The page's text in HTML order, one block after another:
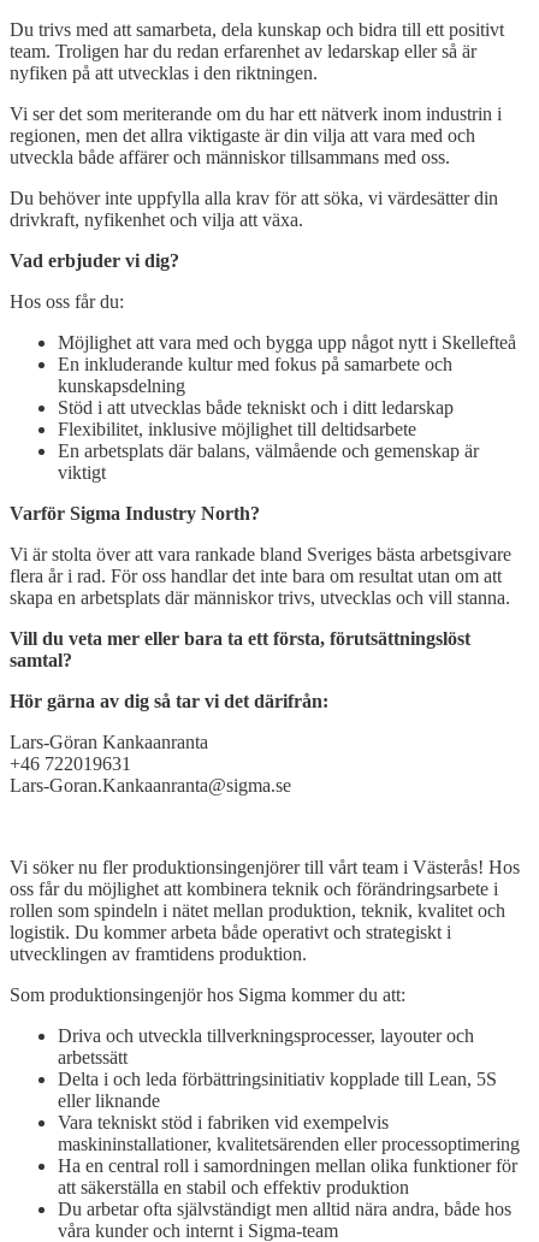
Du trivs med att samarbeta, dela kunskap och bidra till ett positivt
team. Troligen har du redan erfarenhet av ledarskap eller så är
nyfiken på att utvecklas i den riktningen.
Vi ser det som meriterande om du har ett nätverk inom industrin i
regionen, men det allra viktigaste är din vilja att vara med och
utveckla både affärer och människor tillsammans med oss.
Du behöver inte uppfylla alla krav för att söka, vi värdesätter din
drivkraft, nyfikenhet och vilja att växa.
Vad erbjuder vi dig?
Hos oss får du:
Möjlighet att vara med och bygga upp något nytt i Skellefteå
En inkluderande kultur med fokus på samarbete och
kunskapsdelning
Stöd i att utvecklas både tekniskt och i ditt ledarskap
Flexibilitet, inklusive möjlighet till deltidsarbete
En arbetsplats där balans, välmående och gemenskap är
viktigt
Varför Sigma Industry North?
Vi är stolta över att vara rankade bland Sveriges bästa arbetsgivare
flera år i rad. För oss handlar det inte bara om resultat utan om att
skapa en arbetsplats där människor trivs, utvecklas och vill stanna.
Vill du veta mer eller bara ta ett första, förutsättningslöst
samtal?
Hör gärna av dig så tar vi det därifrån:
Lars-Göran Kankaanranta
+46 722019631
Lars-Goran.Kankaanranta@sigma.se
Vi söker nu fler produktionsingenjörer till vårt team i Västerås! Hos
oss får du möjlighet att kombinera teknik och förändringsarbete i
rollen som spindeln i nätet mellan produktion, teknik, kvalitet och
logistik. Du kommer arbeta både operativt och strategiskt i
utvecklingen av framtidens produktion.
Som produktionsingenjör hos Sigma kommer du att:
Driva och utveckla tillverkningsprocesser, layouter och
arbetssätt
Delta i och leda förbättringsinitiativ kopplade till Lean, 5S
eller liknande
Vara tekniskt stöd i fabriken vid exempelvis
maskininstallationer, kvalitetsärenden eller processoptimering
Ha en central roll i samordningen mellan olika funktioner för
att säkerställa en stabil och effektiv produktion
Du arbetar ofta självständigt men alltid nära andra, både hos
våra kunder och internt i Sigma-team